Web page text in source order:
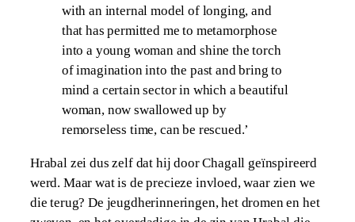
with an internal model of longing, and
that has permitted me to metamorphose
into a young woman and shine the torch
of imagination into the past and bring to
mind a certain sector in which a beautiful
woman, now swallowed up by
remorseless time, can be rescued.’
Hrabal zei dus zelf dat hij door Chagall geïnspireerd
werd. Maar wat is de precieze invloed, waar zien we
die terug? De jeugdherinneringen, het dromen en het